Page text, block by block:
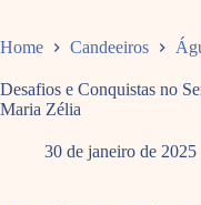
Home Candeeiros
Desafios e Conquistas no
Maria Zélia
30 de janeiro de 2025